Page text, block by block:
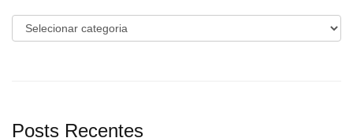
Categorias
Posts Recentes